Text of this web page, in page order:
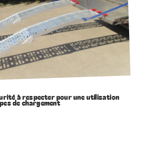
à respecter pour une utilisation
de chargement